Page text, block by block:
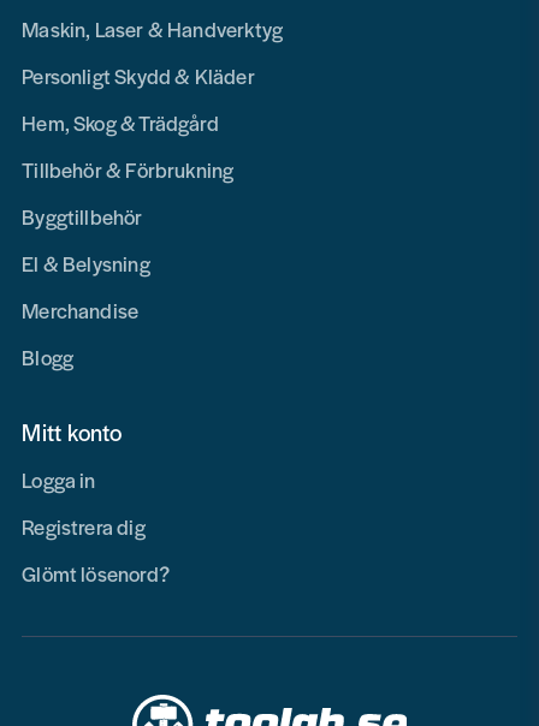
Maskin, Laser & Handverktyg
Personligt Skydd & Kläder
Hem, Skog & Trädgård
Tillbehör & Förbrukning
Byggtillbehör
El & Belysning
Merchandise
Blogg
Mitt konto
Logga in
Registrera dig
Glömt lösenord?